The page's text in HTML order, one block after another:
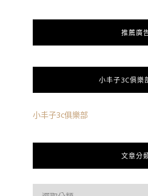
推薦廣
小丰子3C俱樂
小丰子3c俱樂部
文章分